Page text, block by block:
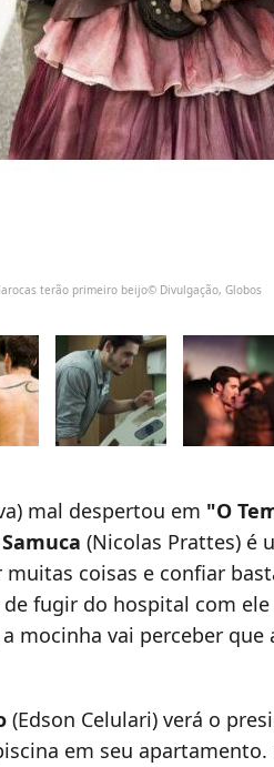
terão primeiro beijo© Divulgação, Globos
mal despertou em "O
Samuca (Nicolas Prattes) é
coisas e confiar
fugir do hospital com
mocinha vai perceber que
(Edson Celulari) verá o
em seu apartamento.